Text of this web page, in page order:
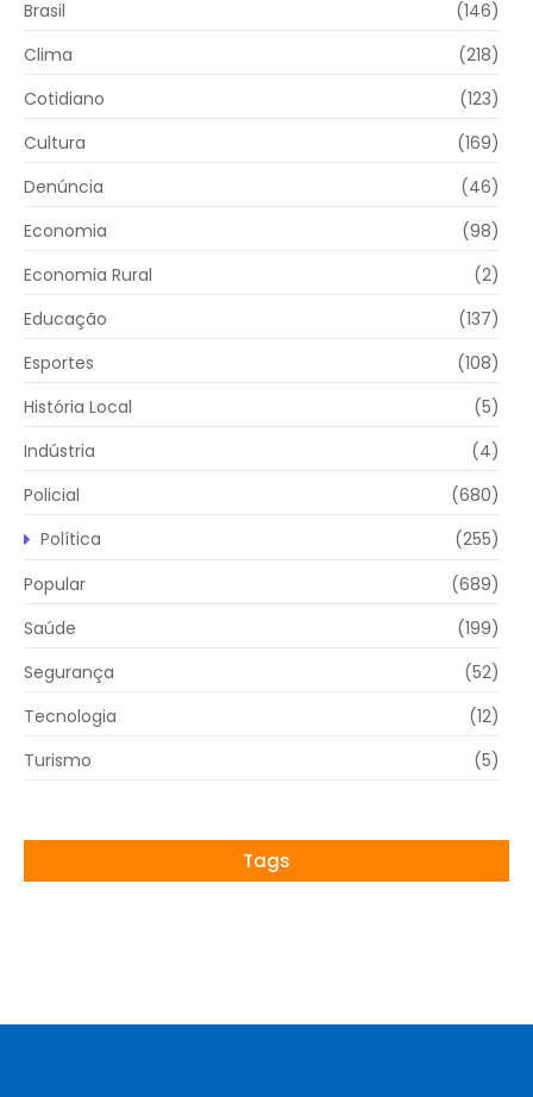
Brasil
(146)
Clima
(218)
Cotidiano
(123)
Cultura
(169)
Denúncia
(46)
Economia
(98)
Economia Rural
(2)
Educação
(137)
Esportes
(108)
História Local
(5)
Indústria
(4)
Policial
(680)
Política
(255)
Popular
(689)
Saúde
(199)
Segurança
(52)
Tecnologia
(12)
Turismo
(5)
Tags